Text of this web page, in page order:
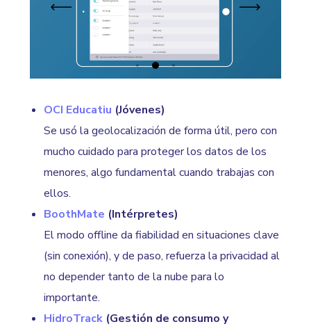
OCI Educatiu (Jóvenes)
Se usó la geolocalización de forma útil, pero con
mucho cuidado para proteger los datos de los
menores, algo fundamental cuando trabajas con
ellos.
BoothMate (Intérpretes)
El modo offline da fiabilidad en situaciones clave
(sin conexión), y de paso, refuerza la privacidad al
no depender tanto de la nube para lo
importante.
HidroTrack(Gestión de consumo y